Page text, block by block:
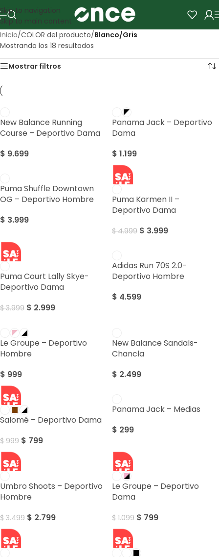
Skip to navigation
Skip to main content
Inicio/COLOR del producto/Blanco/Gris
Mostrando los 18 resultados
Mostrar filtros
New Balance Running
Course – Deportivo Dama
$ 9.699
Panama Jack – Deportivo
Dama
$ 1.199
Puma Shuffle Downtown
OG – Deportivo Hombre
$ 3.999
SALE
Puma Karmen II –
Deportivo Dama
$4.999 $ 3.999
SALE
Puma Court Lally Skye-
Deportivo Dama
$3.999 $ 2.999
Adidas Run 70S 2.0-
Deportivo Hombre
$ 4.599
Le Groupe – Deportivo
Hombre
$ 999
New Balance Sandals-
Chancla
$ 2.499
SALE
Salomé – Deportivo Dama
$999 $ 799
Panama Jack – Medias
$ 299
SALE
Umbro Shoots – Deportivo
Hombre
$3.499 $ 2.799
SALE
Le Groupe – Deportivo
Dama
$1.099 $ 799
SALE SALE